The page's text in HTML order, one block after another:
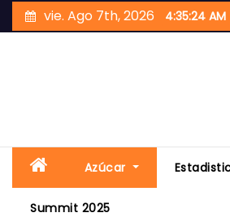
to
vie. Ago 7th, 2026 4:35:26 AM
Azúcar
Summit 2025